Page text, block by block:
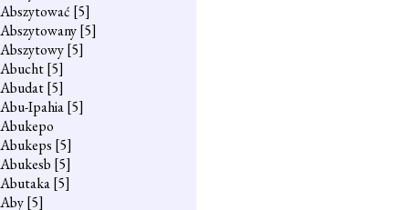
Abszytować [5]
Abszytowany[5]
Abszytowy[5]
Abucht[5]
Abudat[5]
Abu-Ipahia[5]
Abukepo
Abukeps [5]
Abukesb [5]
Abutaka[5]
Aby[5]